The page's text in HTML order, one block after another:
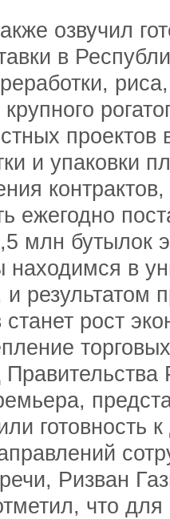
озвучил
в
проектов
и упаковки
ежегодно
млн бутылок
в
результатом
рост
готовность
Ризван
что